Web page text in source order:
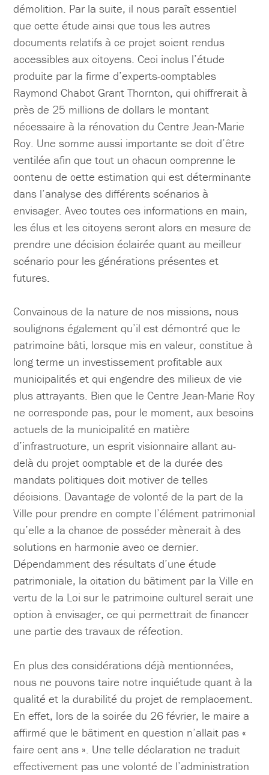
démolition. Par la suite, il nous paraît essentiel
que cette étude ainsi que tous les autres
documents relatifs à ce projet soient rendus
accessibles aux citoyens. Ceci inclus l’étude
produite par la firme d’experts-comptables
Raymond Chabot Grant Thornton, qui chiffrerait à
près de 25 millions de dollars le montant
nécessaire à la rénovation du Centre Jean-Marie
Roy. Une somme aussi importante se doit d’être
ventilée afin que tout un chacun comprenne le
contenu de cette estimation qui est déterminante
dans l’analyse des différents scénarios à
envisager. Avec toutes ces informations en main,
les élus et les citoyens seront alors en mesure de
prendre une décision éclairée quant au meilleur
scénario pour les générations présentes et
futures.
Convaincus de la nature de nos missions, nous
soulignons également qu’il est démontré que le
patrimoine bâti, lorsque mis en valeur, constitue à
long terme un investissement profitable aux
municipalités et qui engendre des milieux de vie
plus attrayants. Bien que le Centre Jean-Marie Roy
ne corresponde pas, pour le moment, aux besoins
actuels de la municipalité en matière
d’infrastructure, un esprit visionnaire allant au-
delà du projet comptable et de la durée des
mandats politiques doit motiver de telles
décisions. Davantage de volonté de la part de la
Ville pour prendre en compte l’élément patrimonial
qu’elle a la chance de posséder mènerait à des
solutions en harmonie avec ce dernier.
Dépendamment des résultats d’une étude
patrimoniale, la citation du bâtiment par la Ville en
vertu de la Loi sur le patrimoine culturel serait une
option à envisager, ce qui permettrait de financer
une partie des travaux de réfection.
En plus des considérations déjà mentionnées,
nous ne pouvons taire notre inquiétude quant à la
qualité et la durabilité du projet de remplacement.
En effet, lors de la soirée du 26 février, le maire a
affirmé que le bâtiment en question n’allait pas «
faire cent ans ». Une telle déclaration ne traduit
effectivement pas une volonté de l’administration